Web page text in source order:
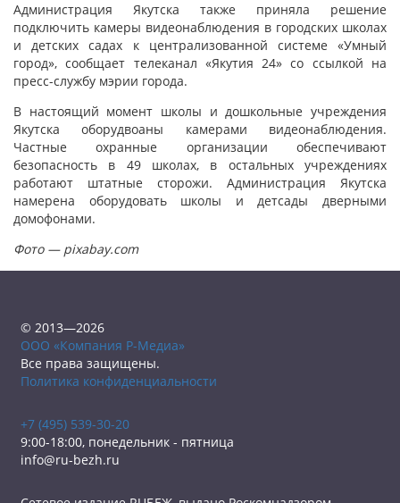
Администрация Якутска также приняла решение
подключить камеры видеонаблюдения в городских школах
и детских садах к централизованной системе «Умный
город», сообщает телеканал «Якутия 24» со ссылкой на
пресс-службу мэрии города.
В настоящий момент школы и дошкольные учреждения
Якутска оборудвоаны камерами видеонаблюдения.
Частные охранные организации обеспечивают
безопасность в 49 школах, в остальных учреждениях
работают штатные сторожи. Администрация Якутска
намерена оборудовать школы и детсады дверными
домофонами.
Фото — pixabay.com
© 2013—2026
ООО «Компания Р-Медиа»
Все права защищены.
Политика конфиденциальности
+7 (495) 539-30-20
9:00-18:00, понедельник - пятница
info@ru-bezh.ru